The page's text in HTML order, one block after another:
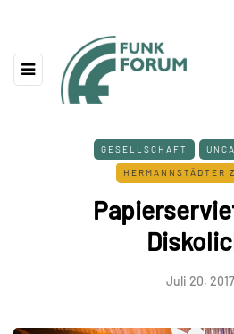
GESELLSCHAFT
HERMANNSTÄDTER
Juli 20, 2017